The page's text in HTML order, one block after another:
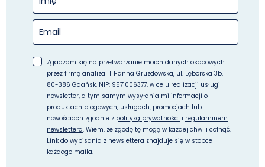
Zgadzam się na przetwarzanie moich danych osobowych
przez firmę analiza IT Hanna Gruzdowska, ul. Lęborska 3b,
80-386 Gdańsk, NIP: 9571006377, w celu realizacji usługi
newsletter, a tym samym wysyłania mi informacji o
produktach blogowych, usługach, promocjach lub
nowościach zgodnie z polityką prywatności i regulaminem
newslettera. Wiem, że zgodę tę mogę w każdej chwili cofnąć.
Link do wypisania z newslettera znajduje się w stopce
każdego maila.